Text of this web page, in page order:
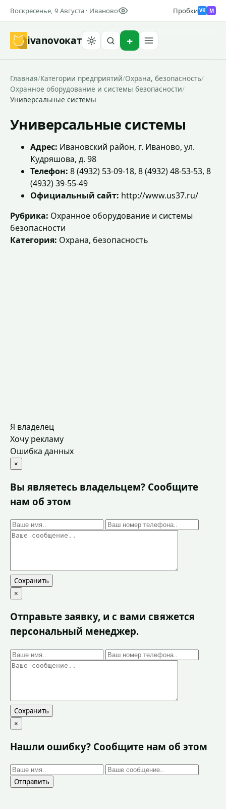
Воскресенье, 9 Августа · Иваново Пробки VK M
ivanovoкат
Найти
Главная/Категории предприятий/Охрана, безопасность/
Охранное оборудование и системы безопасности/
Универсальные системы
Универсальные системы
Адрес: Ивановский район, г. Иваново, ул.
Кудряшова, д. 98
Телефон: 8 (4932) 53-09-18, 8 (4932) 48-53-53, 8
(4932) 39-55-49
Официальный сайт: http://www.us37.ru/
Рубрика: Охранное оборудование и системы
безопасности
Категория: Охрана, безопасность
Я владелец
Хочу рекламу
Ошибка данных
×
Вы являетесь владельцем? Сообщите
нам об этом
Сохранить
×
Отправьте заявку, и с вами свяжется
персональный менеджер.
Сохранить
×
Нашли ошибку? Сообщите нам об этом
Отправить